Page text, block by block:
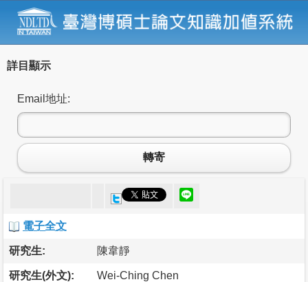
詳目顯示
Email地址:
轉寄
電子全文
研究生: 陳韋靜
研究生(外文): Wei-Ching Chen